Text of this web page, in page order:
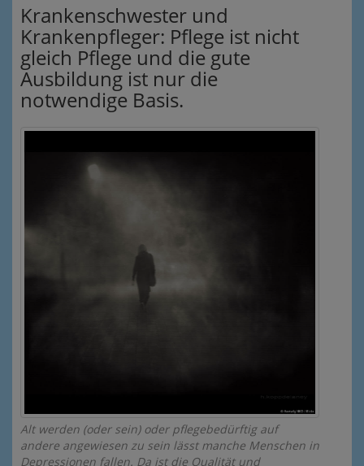
Krankenschwester und
Krankenpfleger: Pflege ist nicht
gleich Pflege und die gute
Ausbildung ist nur die
notwendige Basis.
Alt werden (oder sein) oder pflegebedürftig auf
andere angewiesen zu sein lässt manche Menschen in
Depressionen fallen. Da ist die Qualität und